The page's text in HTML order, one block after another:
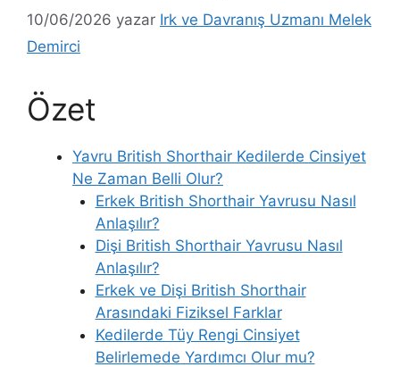
10/06/2026 yazar Irk ve Davranış Uzmanı Melek
Demirci
Özet
Yavru British Shorthair Kedilerde Cinsiyet
Ne Zaman Belli Olur?
Erkek British Shorthair Yavrusu Nasıl
Anlaşılır?
Dişi British Shorthair Yavrusu Nasıl
Anlaşılır?
Erkek ve Dişi British Shorthair
Arasındaki Fiziksel Farklar
Kedilerde Tüy Rengi Cinsiyet
Belirlemede Yardımcı Olur mu?